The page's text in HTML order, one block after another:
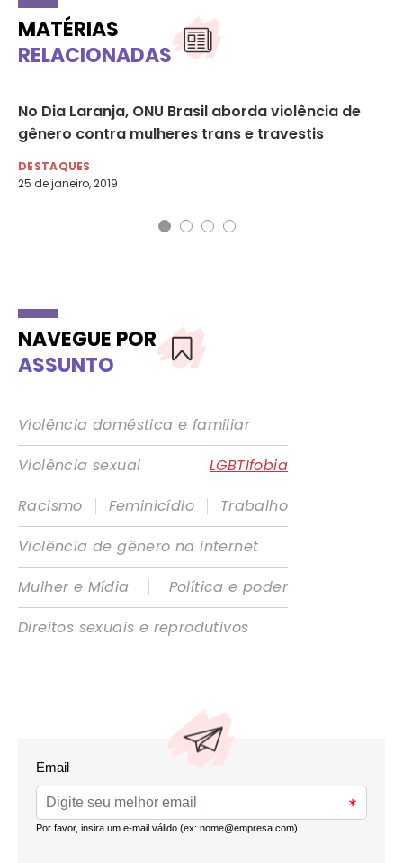
MATÉRIAS
RELACIONADAS
No Dia Laranja, ONU Brasil aborda violência de
gênero contra mulheres trans e travestis
DESTAQUES
25 de janeiro, 2019
NAVEGUE POR
ASSUNTO
Violência doméstica e familiar
Violência sexual
|
LGBTIfobia
Racismo
| Feminicídio |
Trabalho
Violência de gênero na internet
Mulher e Mídia
|
Política e poder
Direitos sexuais e reprodutivos